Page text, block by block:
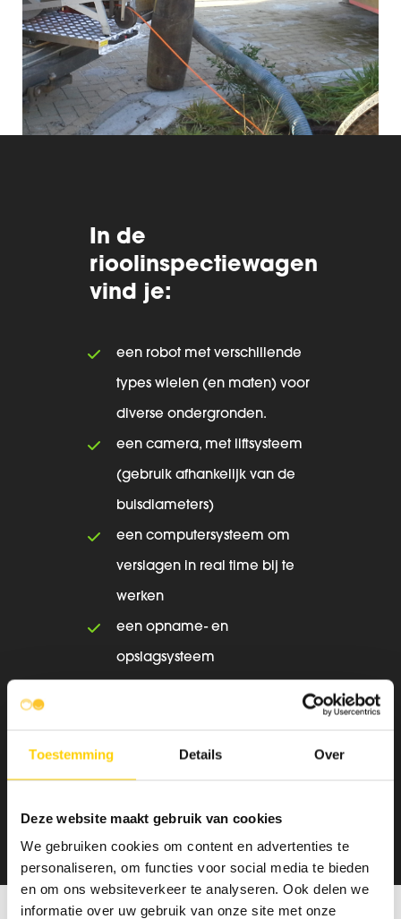
Toestemming Details Over
Deze website maakt gebruik van cookies
We gebruiken cookies om content en advertenties te
personaliseren, om functies voor social media te bieden
en om ons websiteverkeer te analyseren. Ook delen we
informatie over uw gebruik van onze site met onze
In de
rioolinspectiewagen
vind je:
een robot met verschillende
types wielen (en maten) voor
diverse ondergronden.
een camera, met liftsysteem
(gebruik afhankelijk van de
buisdiameters)
een computersysteem om
verslagen in real time bij te
werken
een opname- en
opslagsysteem
plaats om plannen op te
volgen of schetsen te maken.